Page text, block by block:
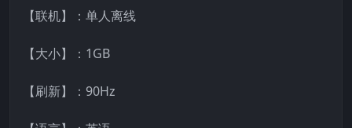
【联机】：单人离线
【大小】：1GB
【刷新】：90Hz